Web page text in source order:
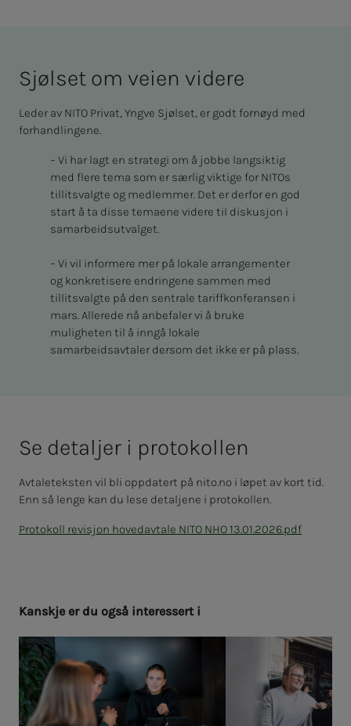
Sjøl­­­set om vei­en vi­­­de­­­re
Leder av NITO Privat, Yngve Sjølset, er godt fornøyd med
forhandlingene.
– Vi har lagt en strategi om å jobbe langsiktig
med flere tema som er særlig viktige for NITOs
tillitsvalgte og medlemmer. Det er derfor en god
start å ta disse temaene videre til diskusjon i
samarbeidsutvalget.
– Vi vil informere mer på lokale arrangementer
og konkretisere endringene sammen med
tillitsvalgte på den sentrale tariffkonferansen i
mars. Allerede nå anbefaler vi å bruke
muligheten til å inngå lokale
samarbeidsavtaler dersom det ikke er på plass.
Se de­tal­jer i pro­to­kol­­­len
Avtaleteksten vil bli oppdatert på nito.no i løpet av kort tid.
Enn så lenge kan du lese detaljene i protokollen.
Protokoll revisjon hovedavtale NITO NHO 13.01.2026.pdf
Kan­skje er du også in­­­ter­es­­­sert i